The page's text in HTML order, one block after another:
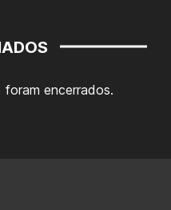
encerrados.